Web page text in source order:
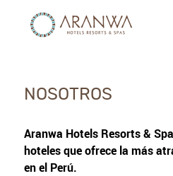
NOSOTROS
Aranwa Hotels Resorts &
hoteles que ofrece la más
en el Perú.